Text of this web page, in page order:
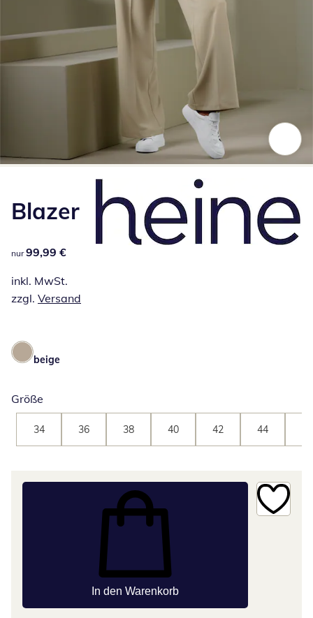
Blazer
99,99 €
nur 99,99 €
inkl. MwSt.
zzgl. Versand
beige
Größe
34 36 38 40 42 44
In den Warenkorb